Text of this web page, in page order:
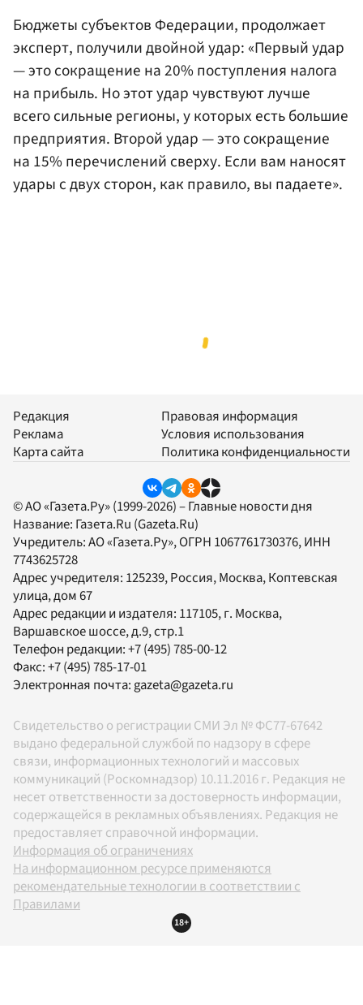
Бюджеты субъектов Федерации, продолжает
эксперт, получили двойной удар: «Первый удар
— это сокращение на 20% поступления налога
на прибыль. Но этот удар чувствуют лучше
всего сильные регионы, у которых есть большие
предприятия. Второй удар — это сокращение
на 15% перечислений сверху. Если вам наносят
удары с двух сторон, как правило, вы падаете».
Редакция
Реклама
Карта сайта
Правовая информация
Условия использования
Политика конфиденциальности
© АО «Газета.Ру» (1999-2026) – Главные новости дня
Название: Газета.Ru (Gazeta.Ru)
Учредитель:АО «Газета.Ру», ОГРН 1067761730376, ИНН
7743625728
Адрес учредителя: 125239, Россия, Москва, Коптевская
улица, дом 67
Адрес редакции и издателя: 117105, г. Москва,
Варшавское шоссе, д.9, стр.1
Телефон редакции:+7 (495) 785-00-12
Факс:+7 (495) 785-17-01
Электронная почта: gazeta@gazeta.ru
Свидетельство о регистрации СМИ Эл № ФС77-67642
выдано федеральной службой по надзору в сфере
связи, информационных технологий и массовых
коммуникаций (Роскомнадзор) 10.11.2016 г. Редакция не
несет ответственности за достоверность информации,
содержащейся в рекламных объявлениях. Редакция не
предоставляет справочной информации.
Информация об ограничениях
На информационном ресурсе применяются
рекомендательные технологии в соответствии с
Правилами
18+